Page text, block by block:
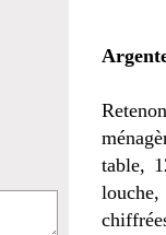
table,